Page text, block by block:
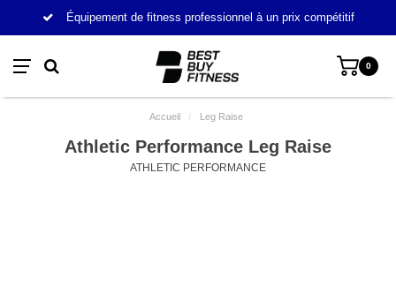
Équipement de fitness professionnel à un prix compétitif
0
Accueil / Leg Raise
Athletic Performance Leg Raise
ATHLETIC PERFORMANCE